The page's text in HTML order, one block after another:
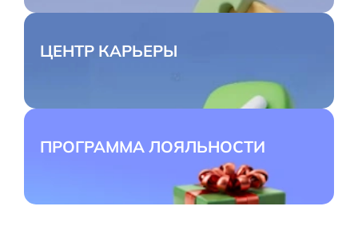
ЦЕНТР КАРЬЕРЫ
ПРОГРАММА ЛОЯЛЬНОСТИ